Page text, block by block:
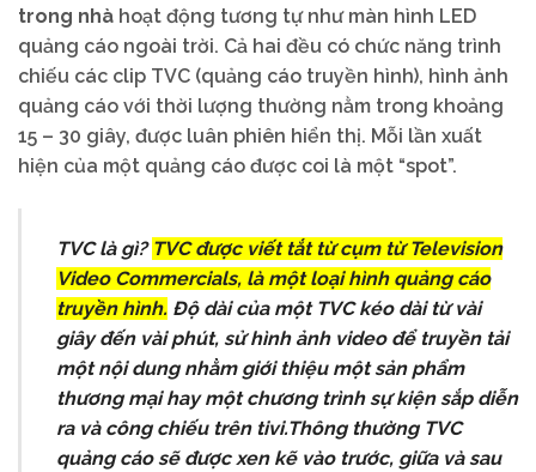
trong nhà hoạt động tương tự như màn hình LED
quảng cáo ngoài trời. Cả hai đều có chức năng trình
chiếu các clip TVC (quảng cáo truyền hình), hình ảnh
quảng cáo với thời lượng thường nằm trong khoảng
15 – 30 giây, được luân phiên hiển thị. Mỗi lần xuất
hiện của một quảng cáo được coi là một “spot”.
TVC là gì? TVC được viết tắt từ cụm từ Television
Video Commercials, là một loại hình quảng cáo
truyền hình. Độ dài của một TVC kéo dài từ vài
giây đến vài phút, sử hình ảnh video để truyền tải
một nội dung nhằm giới thiệu một sản phẩm
thương mại hay một chương trình sự kiện sắp diễn
ra và công chiếu trên tivi.Thông thường TVC
quảng cáo sẽ được xen kẽ vào trước, giữa và sau